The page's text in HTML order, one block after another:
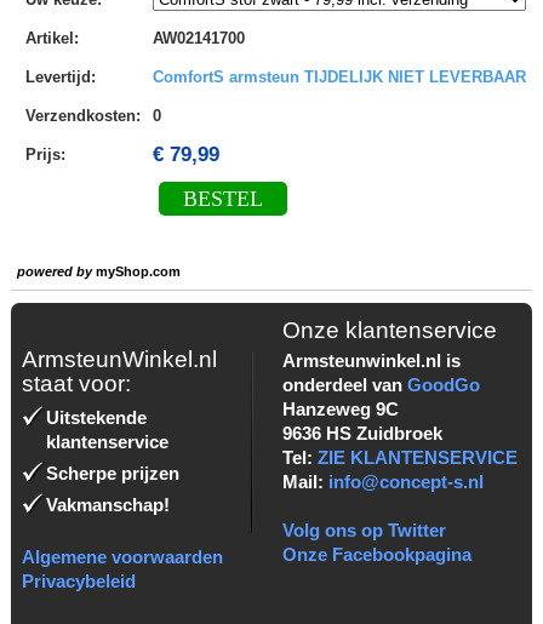
Artikel : AW02141700
Levertijd : ComfortS armsteun TIJDELIJK NIET LEVERBAAR
Verzendkosten: 0
Prijs: € 79,99
BESTEL
powered bymyShop.com
ArmsteunWinkel.nl
staat voor:
Uitstekende
klantenservice
Scherpe prijzen
Vakmanschap!
Algemene voorwaarden
Privacybeleid
Onze klantenservice
Armsteunwinkel.nl is
onderdeel van GoodGo
Hanzeweg 9C
9636 HS Zuidbroek
Tel: ZIE KLANTENSERVICE
Mail: info@concept-s.nl
Volg ons op Twitter
Onze Facebookpagina